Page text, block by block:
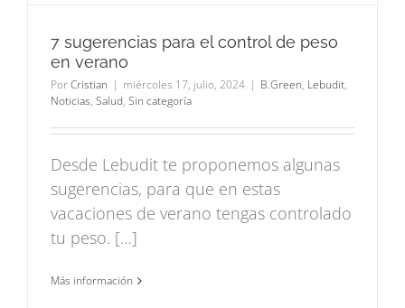
7 sugerencias para el control de peso
en verano
PorCristian | miércoles 17, julio, 2024 | B.Green, Lebudit,
Noticias, Salud, Sin categoría
Desde Lebudit te proponemos algunas
sugerencias, para que en estas
vacaciones de verano tengas controlado
tu peso. […]
Más información